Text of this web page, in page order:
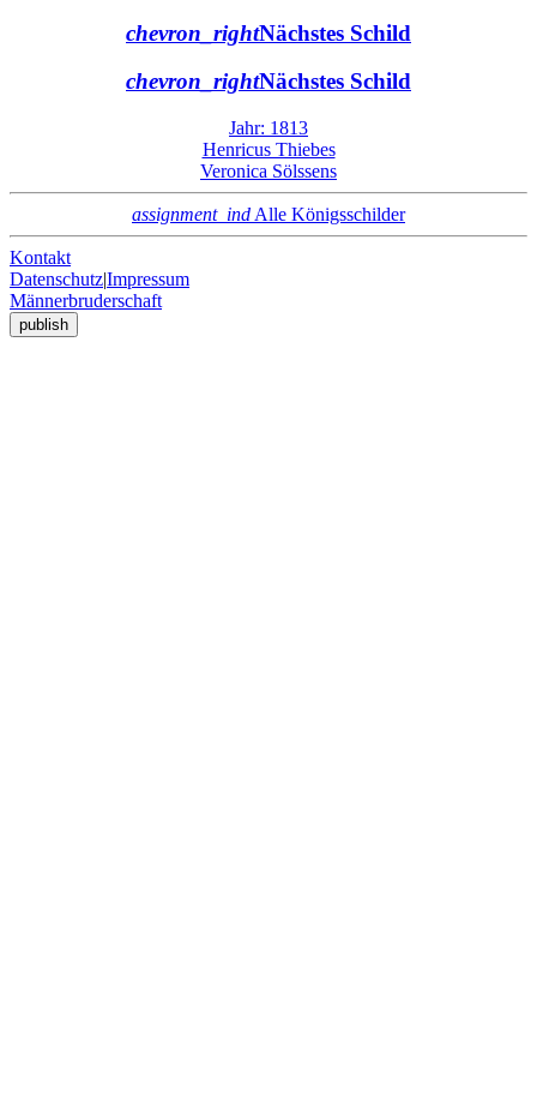
chevron_rightNächstes Schild
chevron_rightNächstes Schild
Jahr: 1813
Henricus Thiebes
Veronica Sölssens
assignment_ind Alle Königsschilder
Kontakt
Datenschutz|Impressum
Männerbruderschaft
publish